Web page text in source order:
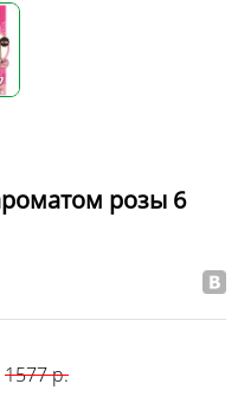
розы 6
1577р.